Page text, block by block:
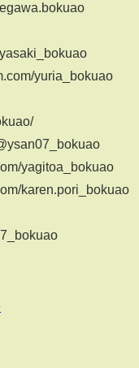
yuria_bokuao
karen.pori_bokuao